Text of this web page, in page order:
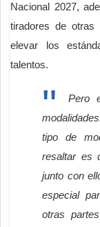
Nacional 2027,
tiradores de
elevar los
talentos.
Pero
tipo de
resaltar es
junto con
especial
otras